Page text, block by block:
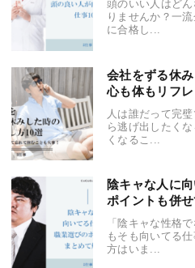
頭のいい人はど
りませんか？一
に合格し...
会社をずる休
心も体もリフ
人は誰だって完
ら逃げ出したく
くなるこ...
陰キャな人に
ポイントも併
「陰キャな性格
もそも向いてる
方はいま...